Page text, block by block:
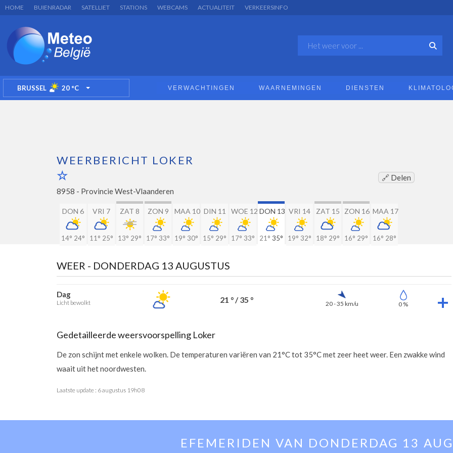
HOME BUIENRADAR SATELLIET STATIONS WEBCAMS ACTUALITEIT VERKEERSINFO
BRUSSEL 20°C TOGGLE DROPDOWN VERWACHTINGEN WAARNEMINGEN DIENSTEN
WEERBERICHT LOKER
🔗 Delen
8958 - Provincie West-Vlaanderen
DON 6
14° 24°
VRI 7
11° 25°
ZAT 8
13° 29°
ZON 9
17° 33°
MAA 10
19° 30°
DIN 11
15° 29°
WOE 12
17° 33°
DON 13
21° 35°
VRI 14
19° 32°
ZAT 15
18° 29°
ZON 16
16° 29°
MAA 17
16° 28°
WEER - DONDERDAG 13 AUGUSTUS
Dag
Licht bewolkt 21 ° / 35 ° 20 - 35 km/u 0 %
Gedetailleerde weersvoorspelling Loker
De zon schijnt met enkele wolken. De temperaturen variëren van 21°C tot 35°C met zeer heet weer. Een zwakke wind
waait uit het noordwesten.
Laatste update : 6 augustus 19h08
EFEMERIDEN VAN DONDERDAG 13